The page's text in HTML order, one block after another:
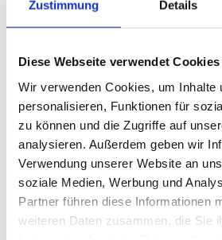
Zustimmung Details
Diese Webseite verwendet Cookies
Wir verwenden Cookies, um Inhalte
personalisieren, Funktionen für
zu können und die Zugriffe auf
analysieren. Außerdem geben wir
Verwendung unserer Website an
soziale Medien, Werbung und
Partner führen diese Informationen
weiteren Daten zusammen, die Sie
welchen Kriterien Möbel
beschaffen sein sollen,
Bezeichnung ‚ökologisch‘
Wir haben Hersteller
Produktion umzustellen
gemeinsam mit den
ersten strengen
Möbel ins Leben
über den Verband und
-